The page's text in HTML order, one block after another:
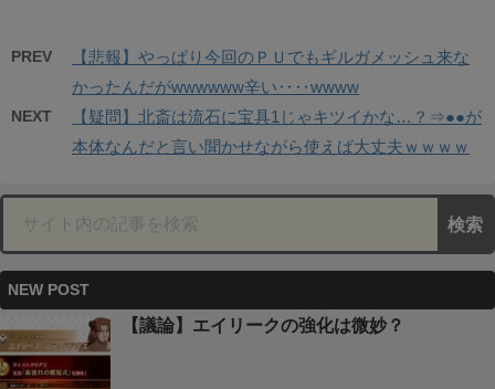
PREV
【悲報】やっぱり今回のＰＵでもギルガメッシュ来な
かったんだがwwwwww辛い‥‥wwww
NEXT
【疑問】北斎は流石に宝具1じゃキツイかな…？⇒●●が
本体なんだと言い聞かせながら使えば大丈夫ｗｗｗｗ
NEW POST
【議論】エイリークの強化は微妙？